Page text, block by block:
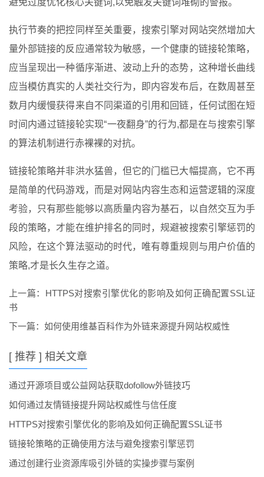
避免过度优化核心关键词,以免触发关键词堆砌的警报。
执行节奏的把控同样至关重要，搜索引擎对网站突然增加大
量外部链接的反应通常较为敏感，一个健康的链接轮策略，
应当呈现出一种循序渐进、波动上升的态势，这种增长曲线
应当模仿真实的人类社交行为，即内容发布后，在数周甚至
数月内缓慢获得来自不同渠道的引用和回链，任何试图在短
时间内通过链接轮实现“一夜翻身”的行为,都是在与搜索引擎
的算法机制进行赤裸裸的对抗。
链接轮策略并非洪水猛兽，但它的门槛已大幅提高，它不再
是简单的代码游戏，而是对网站内容生态和运营逻辑的深度
考验，只有那些能够以高质量内容为基石，以自然交互为手
段的策略，才能在维护排名的同时，规避被搜索引擎惩罚的
风险，在这个算法驱动的时代，唯有尊重规则与用户价值的
策略,才是长久生存之道。
上一篇： HTTPS对搜索引擎优化的影响及如何正确配置SSL证
书
下一篇： 如何使用维基百科作为外链来源提升网站权威性
[ 推荐 ] 相关文章
通过开源项目或公益网站获取dofollow外链技巧
如何通过友情链接提升网站权威性与信任度
HTTPS对搜索引擎优化的影响及如何正确配置SSL证书
链接轮策略的正确使用方法与避免搜索引擎惩罚
通过创建行业资源库吸引外链的实操步骤与案例